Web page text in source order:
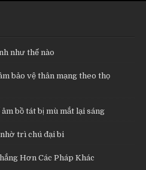
như thế nào
bảo vệ thân mạng theo thọ
bồ tát bị mù mắt lại sáng
trì chú đại bi
Hơn Các Pháp Khác